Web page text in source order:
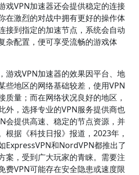
戏VPN加速器还会提供稳定的连接
在激烈的对战中拥有更好的操作体
接到指定的加速节点，系统会自动
杂配置，便可享受流畅的游戏体
游戏VPN加速器的效果因平台、地
些地区的网络基础较差，使用VPN
质量；而在网络状况良好的地区，
外，选择专业的VPN服务提供商也
会提供高速、稳定的节点资源，并
根据《科技日报》报道，2023年，
ExpressVPN和NordVPN都推出了
案，受到广大玩家的青睐。需要注
费VPN可能存在安全隐患或速度限